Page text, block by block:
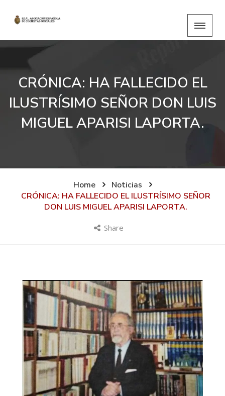
CRÓNICA: HA FALLECIDO EL
ILUSTRÍSIMO SEÑOR DON LUIS
MIGUEL APARISI LAPORTA.
Home
Noticias
CRÓNICA: HA FALLECIDO EL ILUSTRÍSIMO SEÑOR
DON LUIS MIGUEL APARISI LAPORTA.
Share